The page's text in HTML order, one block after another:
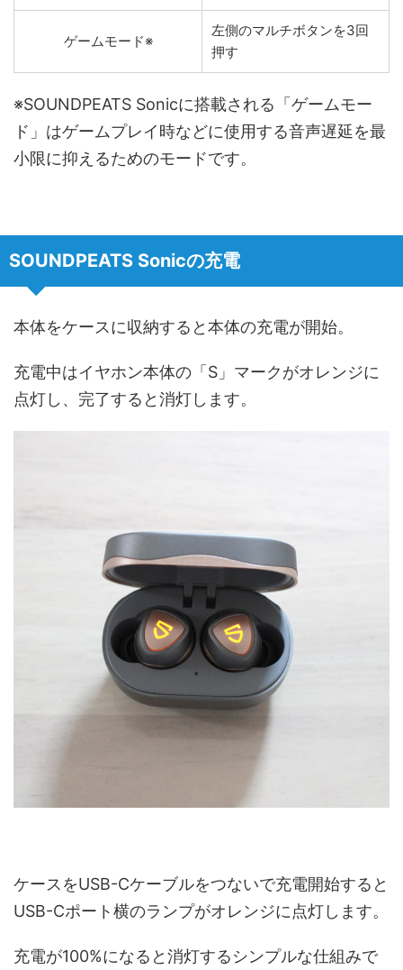
ゲームモード※
左側のマルチボタンを3回
押す
※SOUNDPEATS Sonicに搭載される「ゲームモー
ド」はゲームプレイ時などに使用する音声遅延を最
小限に抑えるためのモードです。
SOUNDPEATS Sonicの充電
本体をケースに収納すると本体の充電が開始。
充電中はイヤホン本体の「S」マークがオレンジに
点灯し、完了すると消灯します。
ケースをUSB-Cケーブルをつないで充電開始すると
USB-Cポート横のランプがオレンジに点灯します。
充電が100%になると消灯するシンプルな仕組みで